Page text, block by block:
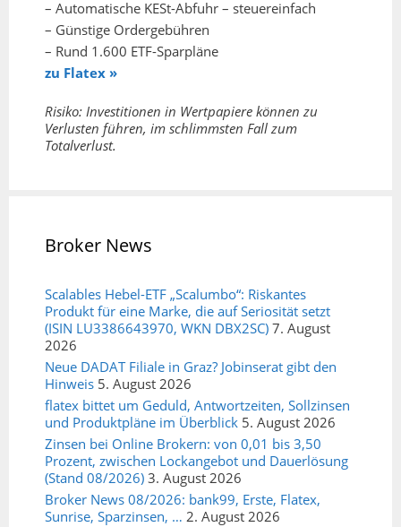
– Automatische KESt-Abfuhr – steuereinfach
– Günstige Ordergebühren
– Rund 1.600 ETF-Sparpläne
zu Flatex »
Risiko: Investitionen in Wertpapiere können zu
Verlusten führen, im schlimmsten Fall zum
Totalverlust.
Broker News
Scalables Hebel-ETF „Scalumbo“: Riskantes
Produkt für eine Marke, die auf Seriosität setzt
(ISIN LU3386643970, WKN DBX2SC) 7. August
2026
Neue DADAT Filiale in Graz? Jobinserat gibt den
Hinweis 5. August 2026
flatex bittet um Geduld, Antwortzeiten, Sollzinsen
und Produktpläne im Überblick 5. August 2026
Zinsen bei Online Brokern: von 0,01 bis 3,50
Prozent, zwischen Lockangebot und Dauerlösung
(Stand 08/2026) 3. August 2026
Broker News 08/2026: bank99, Erste, Flatex,
Sunrise, Sparzinsen, … 2. August 2026